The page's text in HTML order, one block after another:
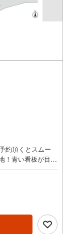
約頂くとスムー
！青い看板が目印
頂けます。■ テ
生を豊かにする
間も増えて幸せ
ます。■住まい選
気や雰囲気を感じ
せくださいませ。■